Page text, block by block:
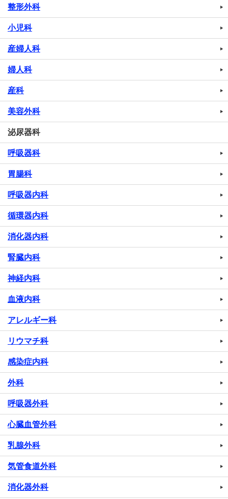
整形外科
小児科
産婦人科
婦人科
産科
美容外科
泌尿器科
呼吸器科
胃腸科
呼吸器内科
循環器内科
消化器内科
腎臓内科
神経内科
血液内科
アレルギー科
リウマチ科
感染症内科
外科
呼吸器外科
心臓血管外科
乳腺外科
気管食道外科
消化器外科